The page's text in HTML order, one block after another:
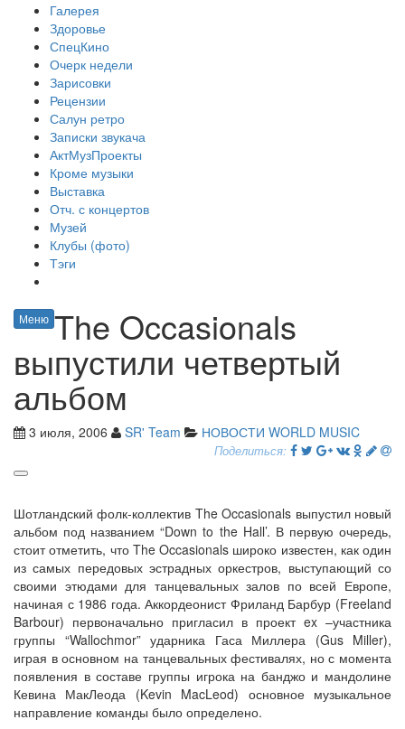
Галерея
Здоровье
СпецКино
Очерк недели
Зарисовки
Рецензии
Салун ретро
Записки звукача
АктМузПроекты
Кроме музыки
Выставка
Отч. с концертов
Музей
Клубы (фото)
Тэги
Меню The Occasionals
выпустили четвертый
альбом
3 июля, 2006 SR' Team НОВОСТИ WORLD MUSIC
Поделиться:
Шотландский фолк-коллектив The Occasionals выпустил новый
альбом под названием “Down to the Hall’. В первую очередь,
стоит отметить, что The Occasionals широко известен, как один
из самых передовых эстрадных оркестров, выступающий со
своими этюдами для танцевальных залов по всей Европе,
начиная с 1986 года. Аккордеонист Фриланд Барбур (Freeland
Barbour) первоначально пригласил в проект ex –участника
группы “Wallochmor” ударника Гаса Миллера (Gus Miller),
играя в основном на танцевальных фестивалях, но с момента
появления в составе группы игрока на банджо и мандолине
Кевина МакЛеода (Kevin MacLeod) основное музыкальное
направление команды было определено.